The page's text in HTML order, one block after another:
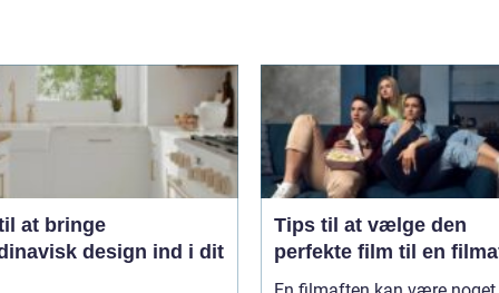
at bringe
design ind i dit
Tips til at vælge den
perfekte film til en